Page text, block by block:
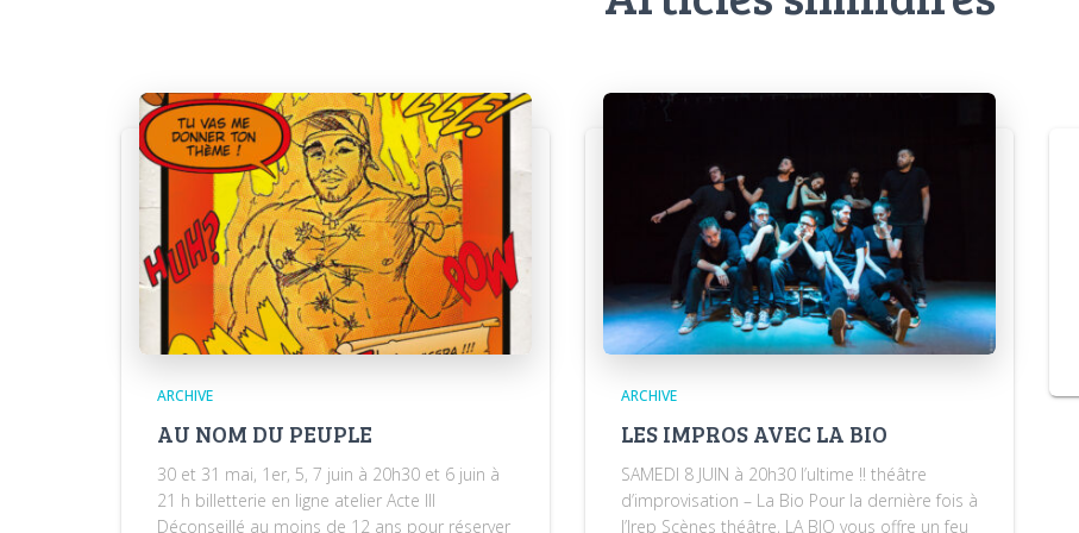
ARCHIVE
AU NOM DU PEUPLE
30 et 31 mai, 1er, 5, 7 juin à 20h30 et 6 juin à
21 h billetterie en ligne atelier Acte III
Déconseillé au moins de 12 ans pour réserver
ARCHIVE
LES IMPROS AVEC LA BIO
SAMEDI 8 JUIN à 20h30 l’ultime !! théâtre
d’improvisation – La Bio Pour la dernière fois à
l’Irep Scènes théâtre, LA BIO vous offre un feu